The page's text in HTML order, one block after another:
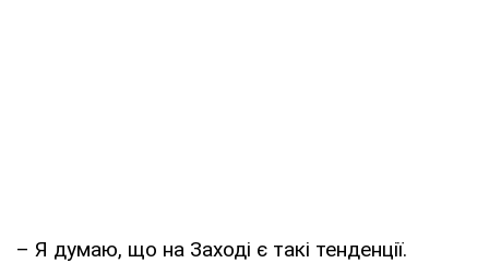
– Я думаю, що на Заході є такі тенденції.